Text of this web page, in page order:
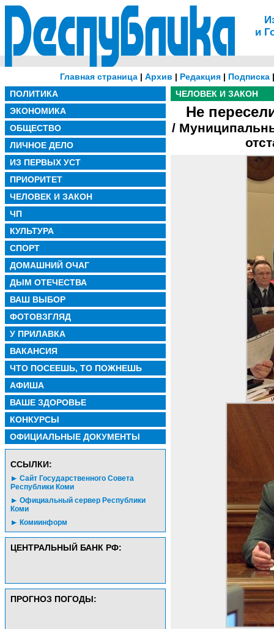
и
Главная страница | Архив | Редакция | Подписка
ПОЛИТИКА
ЭКОНОМИКА
ОБЩЕСТВО
ЛИЧНОЕ ДЕЛО
ИЗ ПЕРВЫХ УСТ
ПРИОРИТЕТ
ЧЕЛОВЕК И ЗАКОН
ЧП
КУЛЬТУРА
СПОРТ
ДОМАШНИЙ ОЧАГ
ДЫМ ОТЕЧЕСТВА
ВАШ ВЫБОР
ФОТОВЗГЛЯД
У ПРИЛАВКА
ВАКАНСИЯ
ЧТО ПОСЕЕШЬ, ТО ПОЖНЕШЬ
АФИША
ВАШЕ ЗДОРОВЬЕ
КОНКУРСЫ
ОФИЦИАЛЬНЫЕ ДОКУМЕНТЫ
CСЫЛКИ:
Сайт Государственного Совета
Республики Коми
Официальный сервер Республики
Коми
Комиинформ
ЦЕНТРАЛЬНЫЙ БАНК РФ:
ПРОГНОЗ ПОГОДЫ:
ЧЕЛОВЕК И ЗАКОН
Не
/